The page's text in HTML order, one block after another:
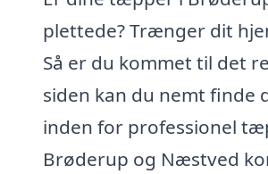
plettede? Trænger dit
Så er du kommet til det
siden kan du nemt finde
inden for professionel
Brøderup og Næstved